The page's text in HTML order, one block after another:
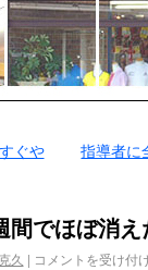
ぐや
指導者に
でほぼ消え
久 | コメントを受け付